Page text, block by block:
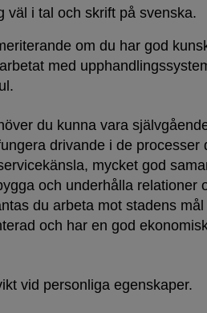
väl i tal och skrift på svenska.
om du har god
med
du kunna vara
drivande i de processer
mycket god
och underhålla relationer
du arbeta mot stadens
och har en god
vid personliga egenskaper.